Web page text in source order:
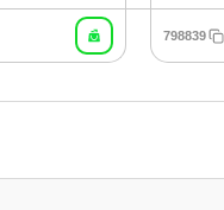
798839